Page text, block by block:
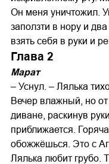
Он меня уничтожил.
заползти в нору и
взять себя в руки и
Глава 2
Марат
– Уснул. – Лялька
Вечер влажный, но
диване, раскинув
приближается.
обожжёшься. Это с
Лялька любит грубо.